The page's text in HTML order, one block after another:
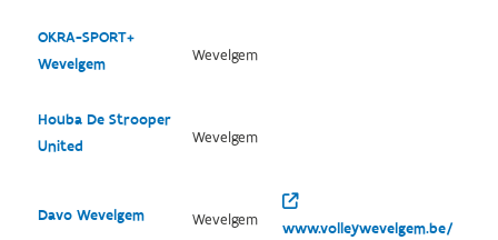
OKRA-SPORT+
Wevelgem
Wevelgem
Houba De Strooper
United
Wevelgem
Davo Wevelgem Wevelgem www.volleywevelgem.be/